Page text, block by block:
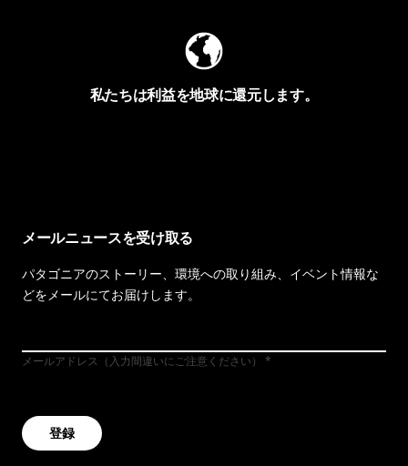
私たちは利益を地球に還元します。
メールニュースを受け取る
パタゴニアのストーリー、環境への取り組み、イベント情報な
どをメールにてお届けします。
メールアドレス（入力間違いにご注意ください）
登録